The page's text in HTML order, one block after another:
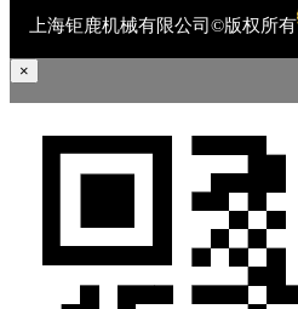
上海钜鹿机械有限公司©版权所有
×